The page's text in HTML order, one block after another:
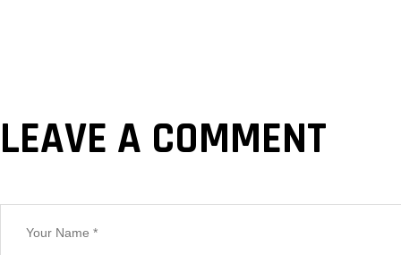
LEAVE A COMMENT